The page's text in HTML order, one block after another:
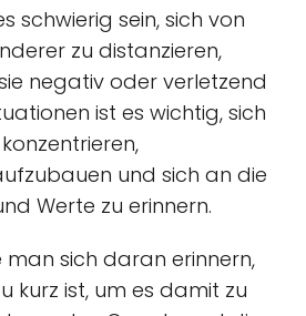
schwierig sein, sich von
zu distanzieren,
negativ oder verletzend
ist es wichtig, sich
und sich an die
Werte zu erinnern.
man sich daran erinnern,
kurz ist, um es damit zu